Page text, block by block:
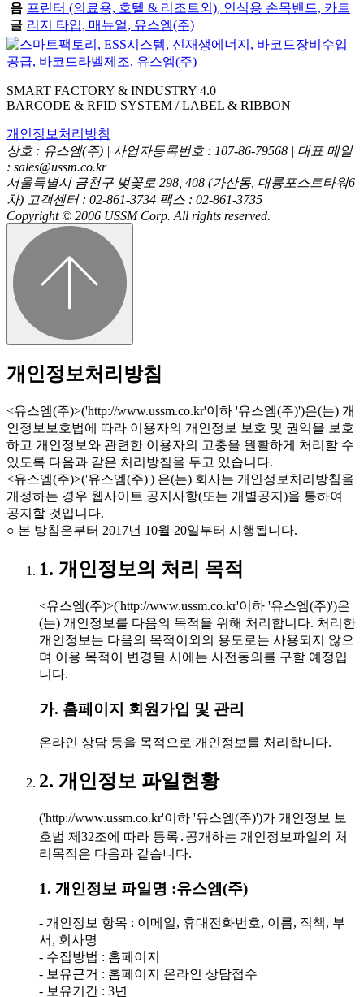
음
글
프린터 (의료용, 호텔 & 리조트외), 인식용 손목밴드, 카트
리지 타입, 매뉴얼, 유스엠(주)
SMART FACTORY & INDUSTRY 4.0
BARCODE & RFID SYSTEM / LABEL & RIBBON
개인정보처리방침
상호 : 유스엠(주) | 사업자등록번호 : 107-86-79568 | 대표 메일
: sales@ussm.co.kr
서울특별시 금천구 벚꽃로 298, 408 (가산동, 대륭포스트타워6
차) 고객센터 : 02-861-3734 팩스 : 02-861-3735
Copyright © 2006 USSM Corp. All rights reserved.
개인정보처리방침
<유스엠(주)>('http://www.ussm.co.kr'이하 '유스엠(주)')은(는) 개
인정보보호법에 따라 이용자의 개인정보 보호 및 권익을 보호
하고 개인정보와 관련한 이용자의 고충을 원활하게 처리할 수
있도록 다음과 같은 처리방침을 두고 있습니다.
<유스엠(주)>('유스엠(주)') 은(는) 회사는 개인정보처리방침을
개정하는 경우 웹사이트 공지사항(또는 개별공지)을 통하여
공지할 것입니다.
○ 본 방침은부터 2017년 10월 20일부터 시행됩니다.
1. 개인정보의 처리 목적
<유스엠(주)>('http://www.ussm.co.kr'이하 '유스엠(주)')은
(는) 개인정보를 다음의 목적을 위해 처리합니다. 처리한
개인정보는 다음의 목적이외의 용도로는 사용되지 않으
며 이용 목적이 변경될 시에는 사전동의를 구할 예정입
니다.
가. 홈페이지 회원가입 및 관리
온라인 상담 등을 목적으로 개인정보를 처리합니다.
2. 개인정보 파일현황
('http://www.ussm.co.kr'이하 '유스엠(주)')가 개인정보 보
호법 제32조에 따라 등록․공개하는 개인정보파일의 처
리목적은 다음과 같습니다.
1. 개인정보 파일명 :유스엠(주)
- 개인정보 항목 : 이메일, 휴대전화번호, 이름, 직책, 부
서, 회사명
- 수집방법 : 홈페이지
- 보유근거 : 홈페이지 온라인 상담접수
- 보유기간 : 3년